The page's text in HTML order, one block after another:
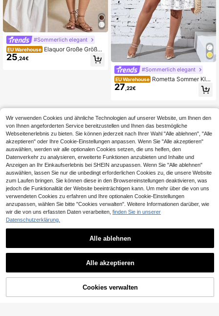
#Sommerlich elegant
EU Warehouse Elaquor Große Größen
Lässig Urlaubs Anhänger Dekor Klei
d
25 ,24€
#Sommerlich elegant
EU Warehouse Rometta Sommer Klei
d Große Größen für Damen mit Spit
ze, Rüschen Saum, Schulterfrei mit
27 ,22€
JETZT EINKAUFEN
Wir verwenden Cookies und ähnliche Technologien auf unserer Website, um Ihnen den
von Ihnen angeforderten Service bereitzustellen und Ihnen das bestmögliche
Webseitenerlebnis zu bieten. Sie können jederzeit nach Ihrer Wahl "Alle ablehnen", "Alle
akzeptieren" oder Ihre Cookie-Einstellungen anpassen. Wenn Sie "Alle akzeptieren"
auswählen, werden wir alle optionalen Cookies setzen, die uns helfen, den
Datenverkehr zu analysieren, erweiterte Funktionen anzubieten und Inhalte und
Anzeigen an Ihr Einkaufserlebnis bei SHEIN anzupassen. Wenn Sie "Alle ablehnen"
auswählen, lassen Sie nur die unbedingt erforderlichen Cookies zu, die unsere Website
zum Laufen bringen. Sie können diese in den Browsereinstellungen deaktivieren, was
jedoch die Funktionalität der Website beeinträchtigen kann. Um mehr über die von uns
verwendeten Cookies zu erfahren und Ihre optionalen Cookie-Einstellungen
anzupassen, wählen Sie bitte "Cookies verwalten". Weitere Informationen darüber, wie
wir die von uns erfassten Daten verarbeiten, finden Sie in unserer
Datenschutzerklärung.
Alle ablehnen
Alle akzeptieren
Cookies verwalten